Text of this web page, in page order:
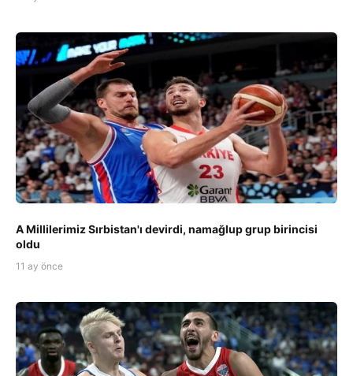
A Millilerimiz Sırbistan'ı devirdi, namağlup grup birincisi
oldu
11 ay önce